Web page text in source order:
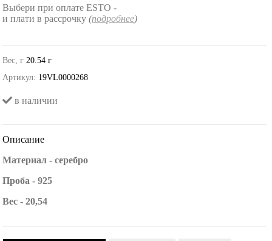
Выбери при оплате ESTO -
и плати в рассрочку(подробнее)
Вес, г 20.54 г
Артикул: 19VL0000268
в наличии
Описание
Материал - серебро
Проба - 925
Вес - 20,54